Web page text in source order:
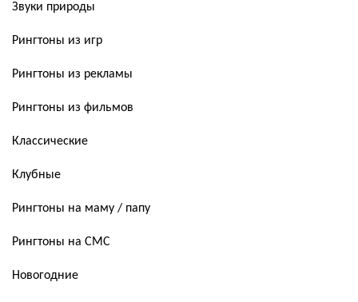
Звуки природы
Рингтоны из игр
Рингтоны из рекламы
Рингтоны из фильмов
Классические
Клубные
Рингтоны на маму / папу
Рингтоны на СМС
Новогодние